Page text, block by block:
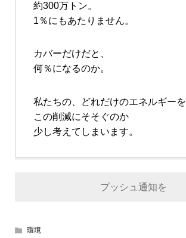
約300万トン。
1％にもあたりません。
カバーだけだと、
何％になるのか。
私たちの、どれだけのエネルギーを
この削減にそそぐのか
少し考えてしまいます。
プッシュ通知を
環境